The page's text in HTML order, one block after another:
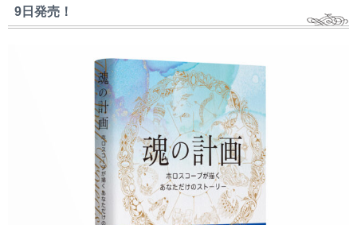
9日発売！